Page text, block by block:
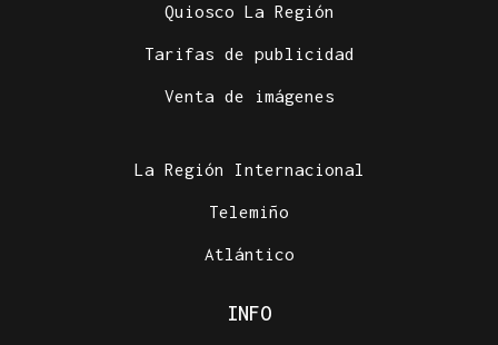
Quiosco La Región
Tarifas de publicidad
Venta de imágenes
La Región Internacional
Telemiño
Atlántico
INFO